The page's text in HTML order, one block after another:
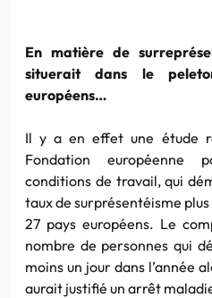
En matière de
situerait dans le
européens…
Il y a en effet une étude
Fondation européenne
conditions de travail, qui
taux de surprésentéisme
27 pays européens. Le
nombre de personnes qui
moins un jour dans l’année
aurait justifié un arrêt